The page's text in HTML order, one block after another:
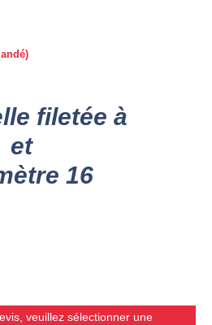
filetée à
et
16
veuillez sélectionner une